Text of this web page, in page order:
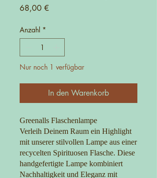
68,00 €
Anzahl *
Nur noch 1 verfügbar
In den Warenkorb
Greenalls Flaschenlampe
Verleih Deinem Raum ein Highlight
mit unserer stilvollen Lampe aus einer
recycelten Spirituosen Flasche. Diese
handgefertigte Lampe kombiniert
Nachhaltigkeit und Eleganz mit